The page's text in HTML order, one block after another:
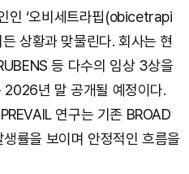
인 ‘오비세트라핍(obicetrapi
상황과 맞물린다. 회사는 현
등 다수의 임상 3상을
2026년 말 공개될 예정이다.
연구는 기존 BROAD
률을 보이며 안정적인 흐름을